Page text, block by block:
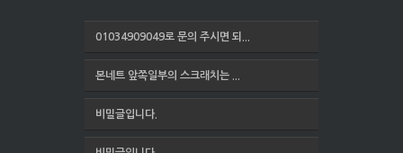
01034909049로 문의 주시면 되...
본네트 앞쪽일부의 스크래치는 ...
비밀글입니다.